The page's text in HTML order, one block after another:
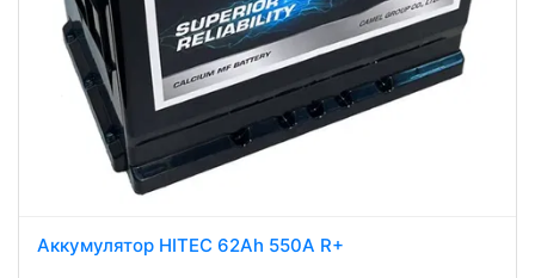
Аккумулятор HITEC 62Ah 550A R+